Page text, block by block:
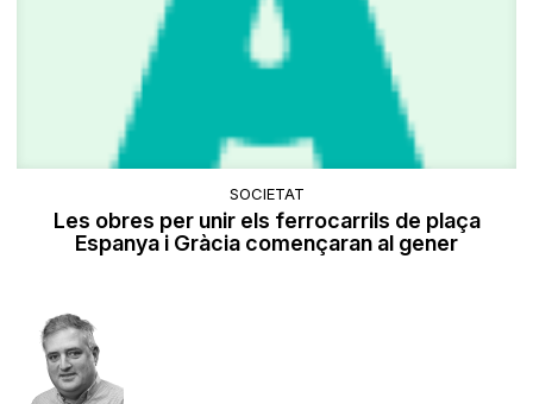
SOCIETAT
Les obres per unir els ferrocarrils de plaça
Espanya i Gràcia començaran al gener